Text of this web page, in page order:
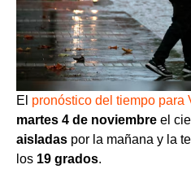
El pronóstico del tiempo para
martes 4 de noviembre el
aisladas por la mañana y la
los 19 grados.